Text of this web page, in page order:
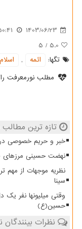
1403/06/23
5.0
/
5
تگها:
ائمه , اسلام
مطلب نورمعرفت
تازه ترین مطالب
خبر و حریم خصوصی
نهضت حسینی مرزهای
نظریه موجهات از مهم
سینا
وقتی میلیونها نفر
حسین(ع)
نظرات